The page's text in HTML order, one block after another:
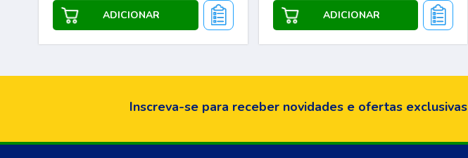
Inscreva-se para receber novidades e ofertas exclusivas